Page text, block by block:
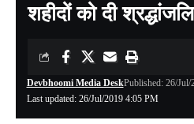
शहीदों को दी श्रद्धांजलि
Last updated: 26/Jul/2019 4:05 PM
Devbhoomi Media DeskPublished: 26/Jul/